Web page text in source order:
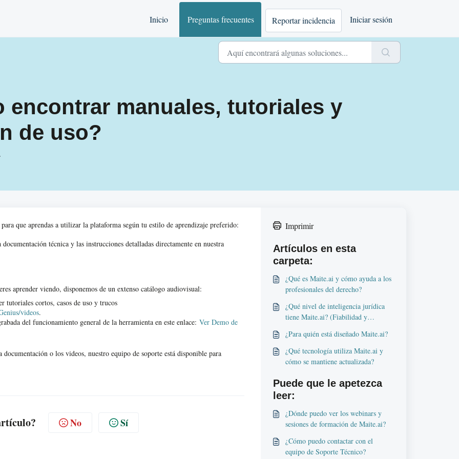
Inicio
Preguntas frecuentes Reportar incidencia Iniciar sesión
encontrar manuales, tutoriales y
de uso?
que aprendas a utilizar la plataforma según tu estilo de aprendizaje preferido:
documentación técnica y las instrucciones detalladas directamente en nuestra
aprender viendo, disponemos de un extenso catálogo audiovisual:
tutoriales cortos, casos de uso y trucos
videos.
del funcionamiento general de la herramienta en este enlace: Ver Demo de
documentación o los videos, nuestro equipo de soporte está disponible para
No Sí
Imprimir
Artículos en esta
carpeta:
¿Qué es Maite.ai y cómo ayuda a los
profesionales del derecho?
¿Qué nivel de inteligencia jurídica
tiene Maite.ai? (Fiabilidad y
¿Para quién está diseñado Maite.ai?
¿Qué tecnología utiliza Maite.ai y
cómo se mantiene actualizada?
Puede que le apetezca
leer:
¿Dónde puedo ver los webinars y
sesiones de formación de Maite.ai?
¿Cómo puedo contactar con el
equipo de Soporte Técnico?